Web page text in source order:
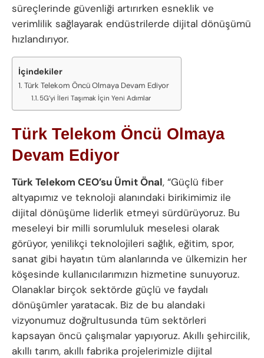
süreçlerinde güvenliği artırırken esneklik ve
verimlilik sağlayarak endüstrilerde dijital dönüşümü
hızlandırıyor.
İçindekiler
Türk Telekom Öncü Olmaya Devam Ediyor
5G’yi İleri Taşımak İçin Yeni Adımlar
Türk Telekom Öncü Olmaya
Devam Ediyor
Türk Telekom CEO’su Ümit Önal, “Güçlü fiber
altyapımız ve teknoloji alanındaki birikimimiz ile
dijital dönüşüme liderlik etmeyi sürdürüyoruz. Bu
meseleyi bir milli sorumluluk meselesi olarak
görüyor, yenilikçi teknolojileri sağlık, eğitim, spor,
sanat gibi hayatın tüm alanlarında ve ülkemizin her
köşesinde kullanıcılarımızın hizmetine sunuyoruz.
Olanaklar birçok sektörde güçlü ve faydalı
dönüşümler yaratacak. Biz de bu alandaki
vizyonumuz doğrultusunda tüm sektörleri
kapsayan öncü çalışmalar yapıyoruz. Akıllı şehircilik,
akıllı tarım, akıllı fabrika projelerimizle dijital